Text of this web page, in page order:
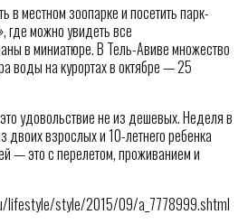
в местном зоопарке и посетить парк-
где можно увидеть все
в миниатюре. В Тель-Авиве множество
воды на курортах в октябре — 25
удовольствие не из дешевых. Неделя в
двоих взрослых и 10-летнего ребенка
— это с перелетом, проживанием и
lifestyle/style/2015/09/a_7778999.shtml